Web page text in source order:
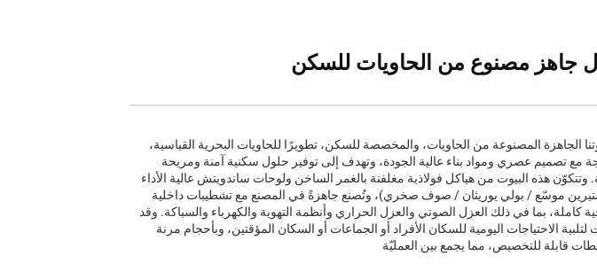
جاهز مصنوع من الحاويات للسكن
الجاهزة المصنوعة من الحاويات، والمخصصة للسكن، تطويرًا للحاويات البحرية القياسية،
مع تصميم عصري ومواد بناء عالية الجودة، وتهدف إلى توفير حلول سكنية آمنة ومريحة
وتتكوّن هذه البيوت من هياكل فولاذية مغلفنة بالغمر الساخن ولوحات ساندويتش عالية الأداء
موسّع / بولي يوريثان / صوف صخري)، وتُصنع جاهزةً في المصنع مع تشطيبات داخلية
كاملة، بما في ذلك العزل الصوتي والعزل الحراري وأنظمة التهوية والكهرباء والسباكة. وقد
الاحتياجات اليومية للسكان الأفراد أو الجماعات أو السكان المؤقتين، وبأحجام مرنة
قابلة للتخصيص، مما يجمع بين العمليّة